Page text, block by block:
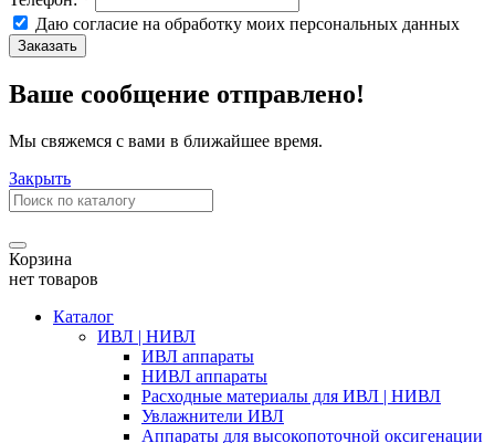
Даю согласие на обработку моих персональных данных
Заказать
Ваше сообщение отправлено!
Мы свяжемся с вами в ближайшее время.
Закрыть
Корзина
нет товаров
Каталог
ИВЛ | НИВЛ
ИВЛ аппараты
НИВЛ аппараты
Расходные материалы для ИВЛ | НИВЛ
Увлажнители ИВЛ
Аппараты для высокопоточной оксигенации